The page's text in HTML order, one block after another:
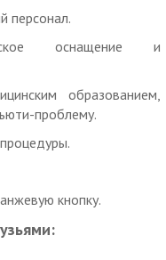
сосудов/перманента/
Необходимо
на одного человека.
персонал.
оснащение и
образованием,
проблему.
кнопку.